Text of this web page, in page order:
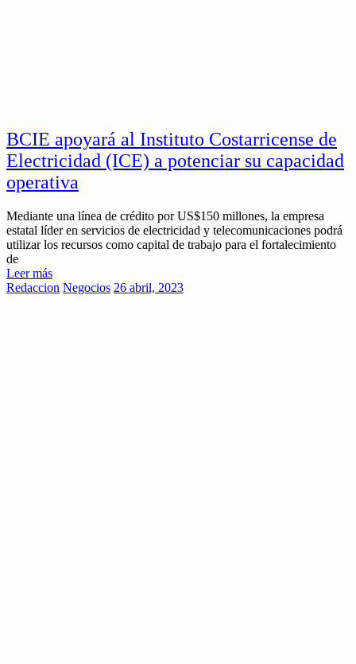
BCIE apoyará al Instituto Costarricense de
Electricidad (ICE) a potenciar su capacidad
operativa
Mediante una línea de crédito por US$150 millones, la empresa
estatal líder en servicios de electricidad y telecomunicaciones podrá
utilizar los recursos como capital de trabajo para el fortalecimiento
de
Leer más
Redaccion Negocios 26 abril, 2023